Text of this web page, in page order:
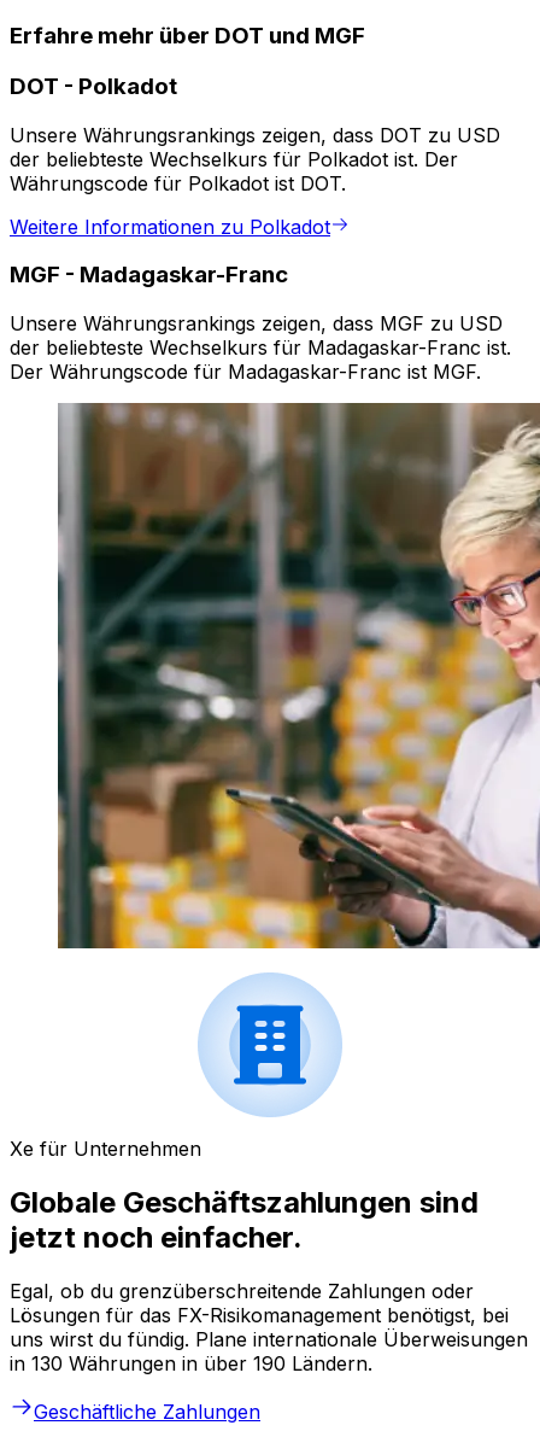
Erfahre mehr über DOT und MGF
DOT - Polkadot
Unsere Währungsrankings zeigen, dass DOT zu USD
der beliebteste Wechselkurs für Polkadot ist. Der
Währungscode für Polkadot ist DOT.
Weitere Informationen zu Polkadot
MGF - Madagaskar-Franc
Unsere Währungsrankings zeigen, dass MGF zu USD
der beliebteste Wechselkurs für Madagaskar-Franc ist.
Der Währungscode für Madagaskar-Franc ist MGF.
Xe für Unternehmen
Globale Geschäftszahlungen sind
jetzt noch einfacher.
Egal, ob du grenzüberschreitende Zahlungen oder
Lösungen für das FX-Risikomanagement benötigst, bei
uns wirst du fündig. Plane internationale Überweisungen
in 130 Währungen in über 190 Ländern.
Geschäftliche Zahlungen